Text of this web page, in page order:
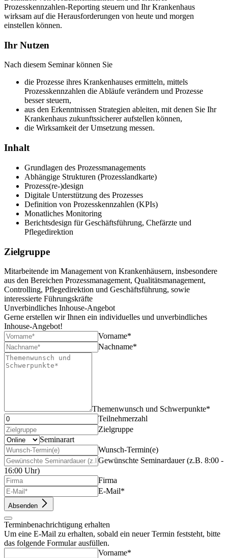
Prozesskennzahlen-Reporting steuern und Ihr Krankenhaus
wirksam auf die Herausforderungen von heute und morgen
einstellen können.
Ihr Nutzen
Nach diesem Seminar können Sie
die Prozesse ihres Krankenhauses ermitteln, mittels
Prozesskennzahlen die Abläufe verändern und Prozesse
besser steuern,
aus den Erkenntnissen Strategien ableiten, mit denen Sie Ihr
Krankenhaus zukunftssicherer aufstellen können,
die Wirksamkeit der Umsetzung messen.
Inhalt
Grundlagen des Prozessmanagements
Abhängige Strukturen (Prozesslandkarte)
Prozess(re-)design
Digitale Unterstützung des Prozesses
Definition von Prozesskennzahlen (KPIs)
Monatliches Monitoring
Berichtsdesign für Geschäftsführung, Chefärzte und
Pflegedirektion
Zielgruppe
Mitarbeitende im Management von Krankenhäusern, insbesondere
aus den Bereichen Prozessmanagement, Qualitätsmanagement,
Controlling, Pflegedirektion und Geschäftsführung, sowie
interessierte Führungskräfte
Unverbindliches Inhouse-Angebot
Gerne erstellen wir Ihnen ein individuelles und unverbindliches
Inhouse-Angebot!
Vorname*
Nachname*
Themenwunsch und Schwerpunkte*
Teilnehmerzahl
Zielgruppe
Seminarart
Wunsch-Termin(e)
Gewünschte Seminardauer (z.B. 8:00 -
16:00 Uhr)
Firma
E-Mail*
Absenden
Terminbenachrichtigung erhalten
Um eine E-Mail zu erhalten, sobald ein neuer Termin feststeht, bitte
das folgende Formular ausfüllen.
Vorname*